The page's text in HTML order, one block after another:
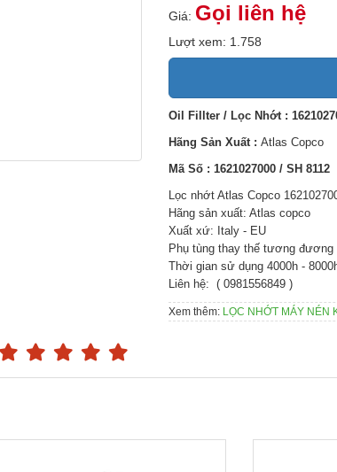
Giá: Gọi liên hệ
Lượt xem: 1.758
Oil Fillter / Lọc Nhớt :
Hãng Sản Xuất :Atlas Copco
Mã Số : 1621027000 / SH 8112
Lọc nhớt Atlas Copco
Hãng sản xuất: Atlas copco
Xuất xứ: Italy - EU
Phụ tùng thay thế tương
Thời gian sử dụng 4000h -
Liên hệ: ( 0981556849 )
Xem thêm: LỌC NHỚT MÁY NÉN